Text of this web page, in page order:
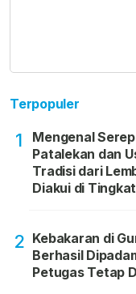
Terpopuler
1
Mengenal
Patalekan dan
Tradisi dari
Diakui di
2 Kebakaran di
Berhasil
Petugas Tetap